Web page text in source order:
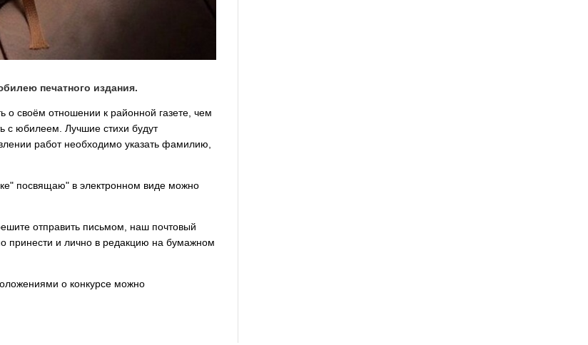
печатного издания.
о своём отношении к районной газете, чем
с юбилеем. Лучшие стихи будут
работ необходимо указать фамилию,
посвящаю" в электронном виде можно
отправить письмом, наш почтовый
принести и лично в редакцию на бумажном
о конкурсе можно